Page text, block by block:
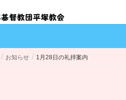
お知らせ 1月28日の礼拝案内